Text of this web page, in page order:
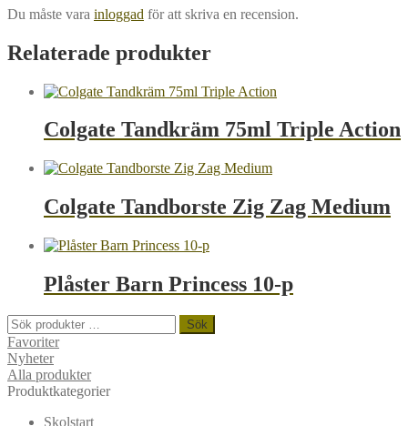
Du måste vara inloggad för att skriva en recension.
Relaterade produkter
Colgate Tandkräm 75ml Triple Action
Colgate Tandborste Zig Zag Medium
Plåster Barn Princess 10-p
Sök
efter:
Sök
Favoriter
Nyheter
Alla produkter
Produktkategorier
Skolstart